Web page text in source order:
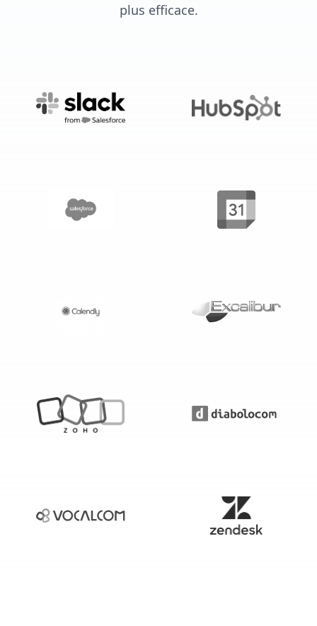
plus efficace.